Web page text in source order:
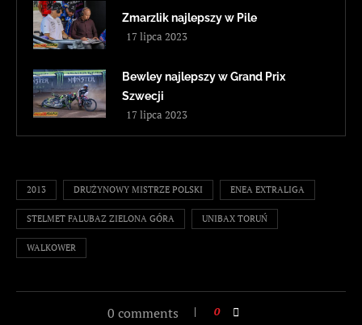
Zmarzlik najlepszy w Pile
17 lipca 2023
Bewley najlepszy w Grand Prix
Szwecji
17 lipca 2023
2013 DRUŻYNOWY MISTRZE POLSKI ENEA EXTRALIGA
STELMET FALUBAZ ZIELONA GÓRA UNIBAX TORUŃ
WALKOWER
0 comments 0